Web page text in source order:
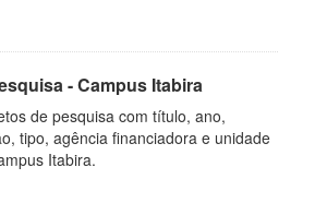
- Campus Itabira
de pesquisa com título, ano,
tipo, agência financiadora e unidade
Itabira.